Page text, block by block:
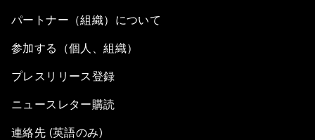
パートナー（組織）について
参加する（個人、組織）
プレスリリース登録
ニュースレター購読
連絡先 (英語のみ)